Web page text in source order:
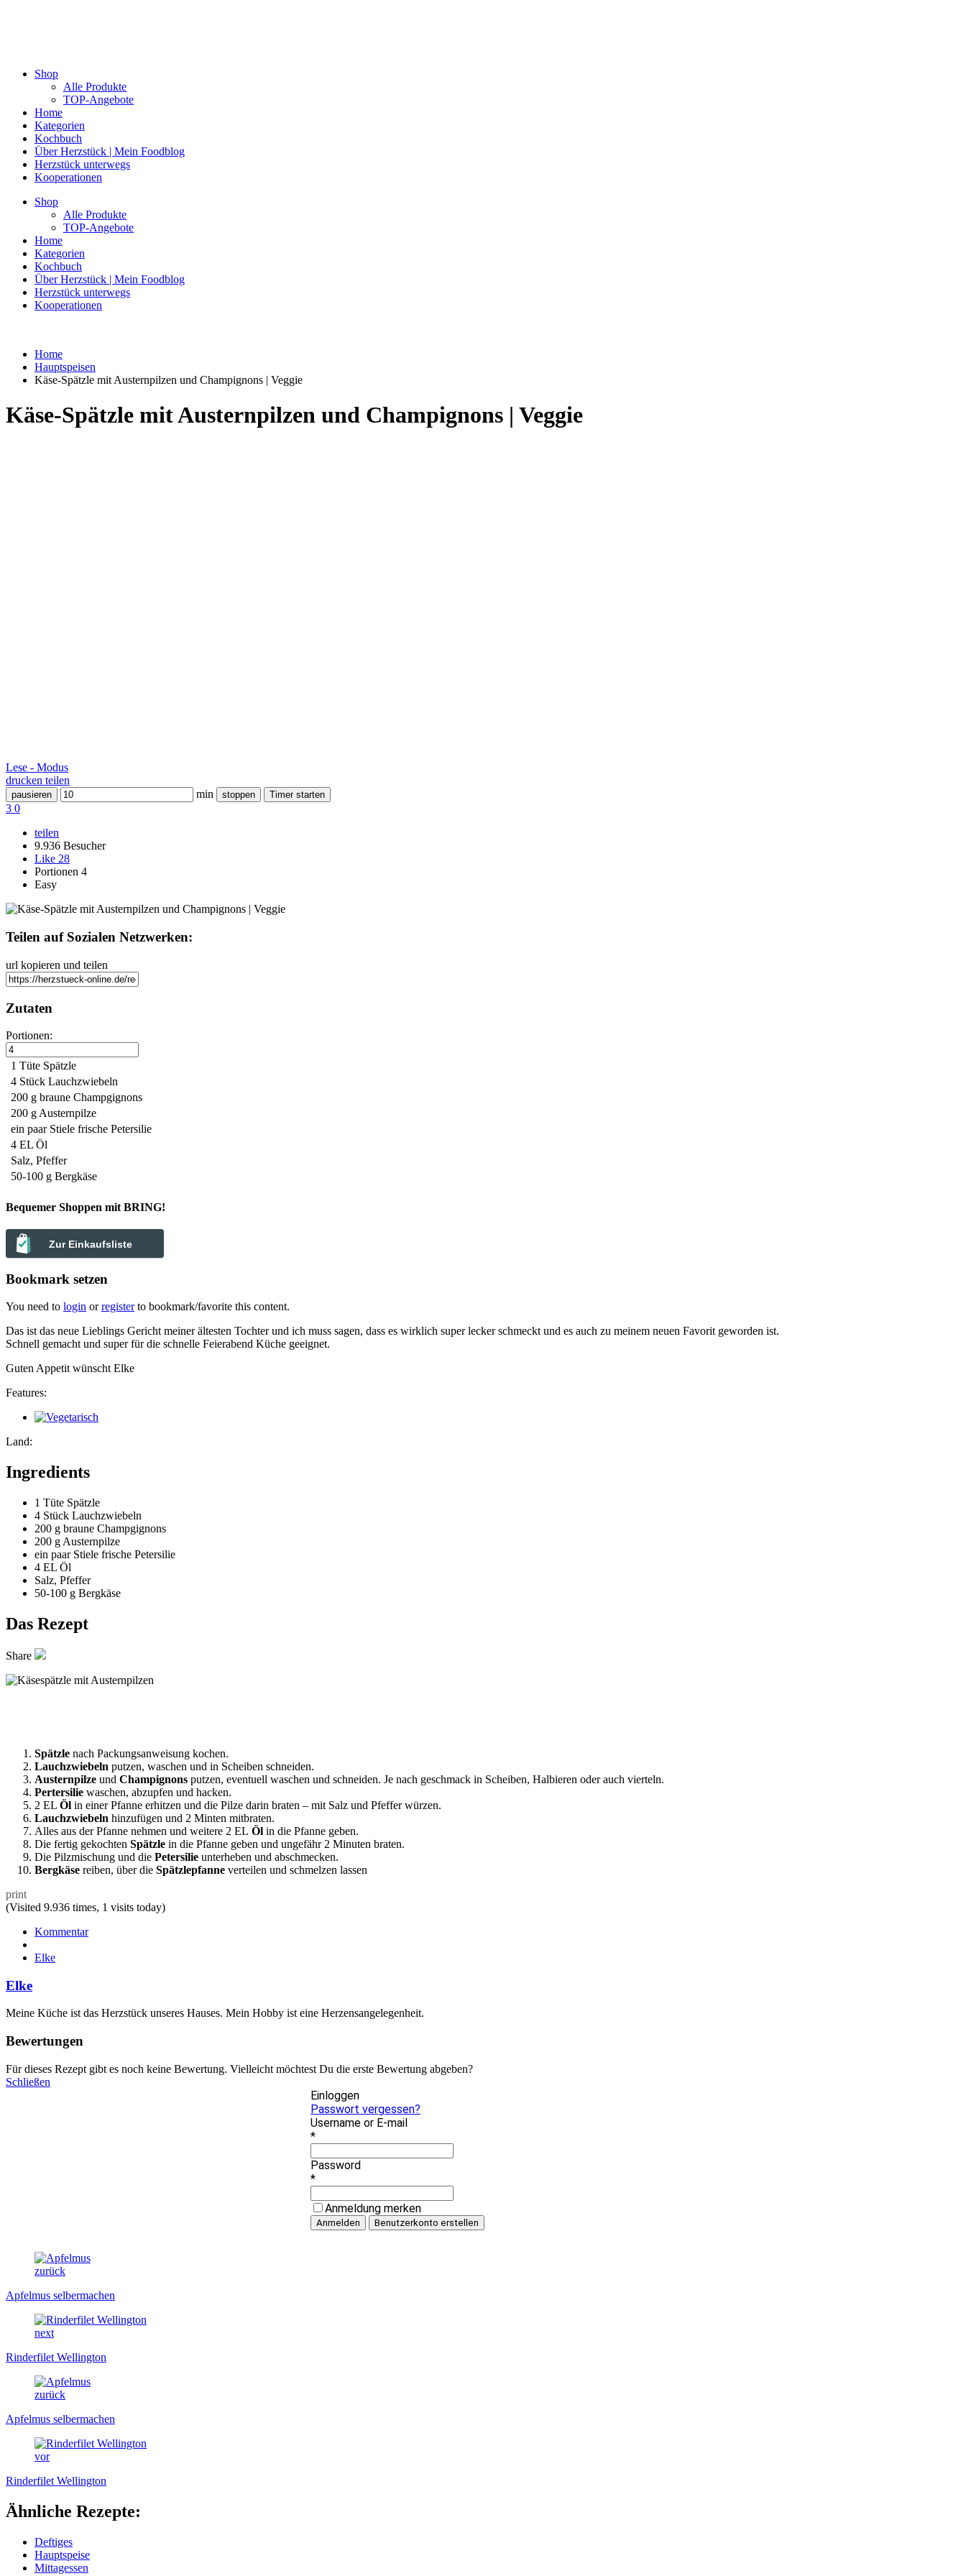
Shop
Alle Produkte
TOP-Angebote
Home
Kategorien
Kochbuch
Über Herzstück | Mein Foodblog
Herzstück unterwegs
Kooperationen
Shop
Alle Produkte
TOP-Angebote
Home
Kategorien
Kochbuch
Über Herzstück | Mein Foodblog
Herzstück unterwegs
Kooperationen
Home
Hauptspeisen
Käse-Spätzle mit Austernpilzen und Champignons | Veggie
Käse-Spätzle mit Austernpilzen und Champignons | Veggie
Lese - Modus
drucken teilen
pausieren min stoppen Timer starten
3 0
teilen
9.936 Besucher
Like 28
Portionen 4
Easy
Teilen auf Sozialen Netzwerken:
url kopieren und teilen
Zutaten
Portionen:
1 Tüte Spätzle
4 Stück Lauchzwiebeln
200 g braune Champgignons
200 g Austernpilze
ein paar Stiele frische Petersilie
4 EL Öl
Salz, Pfeffer
50-100 g Bergkäse
Bequemer Shoppen mit BRING!
Zur Einkaufsliste
Bookmark setzen
You need to login orregisterto bookmark/favorite this content.
Das ist das neue Lieblings Gericht meiner ältesten Tochter und ich muss sagen, dass es wirklich super lecker schmeckt und es auch zu meinem neuen Favorit geworden ist.
Schnell gemacht und super für die schnelle Feierabend Küche geeignet.
Guten Appetit wünscht Elke
Features:
Land:
Ingredients
1 Tüte Spätzle
4 Stück Lauchzwiebeln
200 g braune Champgignons
200 g Austernpilze
ein paar Stiele frische Petersilie
4 EL Öl
Salz, Pfeffer
50-100 g Bergkäse
Das Rezept
Share
Spätzle nach Packungsanweisung kochen.
Lauchzwiebeln putzen, waschen und in Scheiben schneiden.
Austernpilze und Champignons putzen, eventuell waschen und schneiden. Je nach geschmack in Scheiben, Halbieren oder auch vierteln.
Pertersilie waschen, abzupfen und hacken.
2 EL Öl in einer Pfanne erhitzen und die Pilze darin braten – mit Salz und Pfeffer würzen.
Lauchzwiebeln hinzufügen und 2 Minten mitbraten.
Alles aus der Pfanne nehmen und weitere 2 EL Öl in die Pfanne geben.
Die fertig gekochten Spätzle in die Pfanne geben und ungefähr 2 Minuten braten.
Die Pilzmischung und die Petersilie unterheben und abschmecken.
Bergkäse reiben, über die Spätzlepfanne verteilen und schmelzen lassen
print
(Visited 9.936 times, 1 visits today)
Kommentar
Elke
Elke
Meine Küche ist das Herzstück unseres Hauses. Mein Hobby ist eine Herzensangelegenheit.
Bewertungen
Für dieses Rezept gibt es noch keine Bewertung. Vielleicht möchtest Du die erste Bewertung abgeben?
Schließen
Einloggen
Passwort vergessen?
Username or E-mail
*
Password
*
Anmeldung merken
zurück
Apfelmus selbermachen
next
Rinderfilet Wellington
zurück
Apfelmus selbermachen
vor
Rinderfilet Wellington
Ähnliche Rezepte:
Deftiges
Hauptspeise
Mittagessen